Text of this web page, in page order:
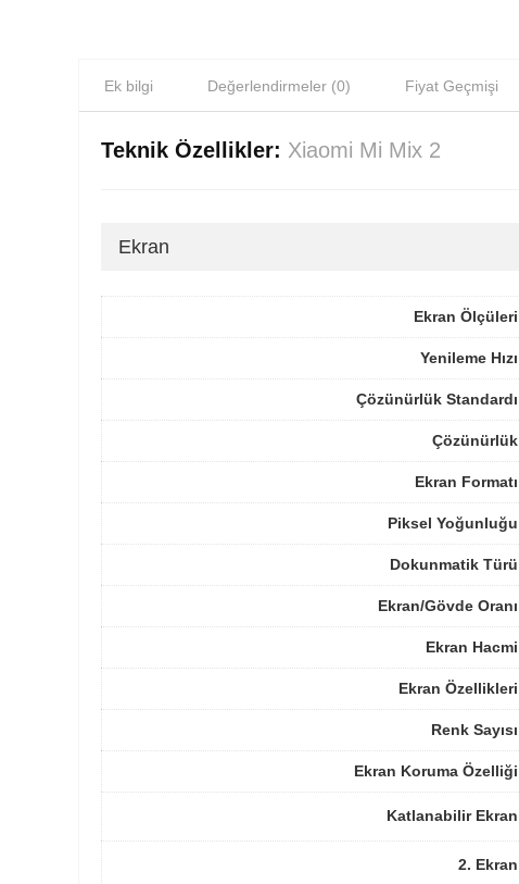
Ek bilgi Değerlendirmeler (0) Fiyat Geçmişi
Teknik Özellikler: Xiaomi Mi Mix 2
Ekran
Ekran Ölçüleri
Yenileme Hızı
Çözünürlük Standardı
Çözünürlük
Ekran Formatı
Piksel Yoğunluğu
Dokunmatik Türü
Ekran/Gövde Oranı
Ekran Hacmi
Ekran Özellikleri
Renk Sayısı
Ekran Koruma Özelliği
Katlanabilir Ekran
2. Ekran